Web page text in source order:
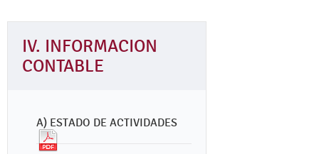
IV. INFORMACION
CONTABLE
A) ESTADO DE ACTIVIDADES